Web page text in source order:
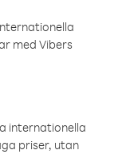
med Vibers
internationella
priser, utan